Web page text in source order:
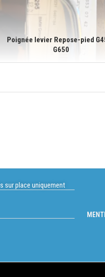
Poignée levier Repose-pied
G650
sur place uniquement